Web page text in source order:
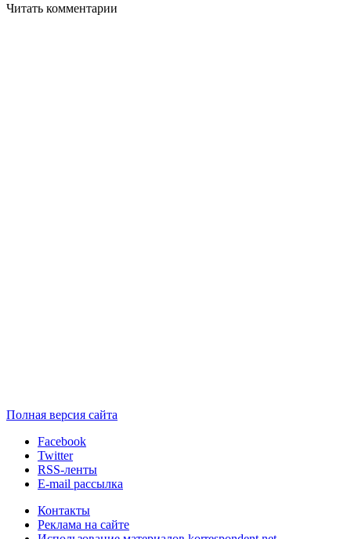
Читать комментарии
Полная версия сайта
Facebook
Twitter
RSS-ленты
E-mail рассылка
Контакты
Реклама на сайте